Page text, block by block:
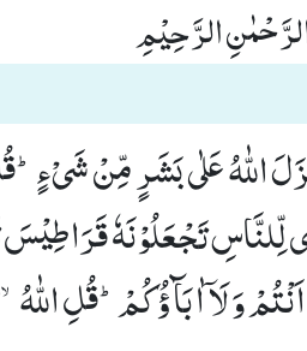
الرَّحِیْمِ
اللّٰهُ عَلٰى بَشَرٍ مِّنْ
تَجْعَلُوْنَهٗ قَرَاطِیْسَ
وَ لَاۤ اٰبَآؤُكُمْؕ-قُلِ